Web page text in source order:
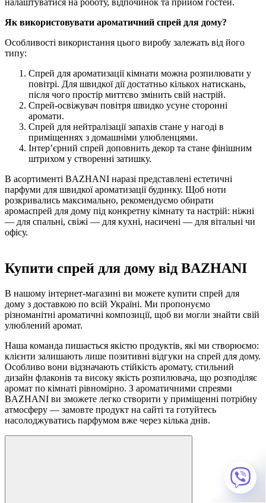
налаштуватися на роботу, відпочинок та прийом гостей.
Як використовувати ароматичний спрей для дому?
Особливості використання цього виробу залежать від його
типу:
Спрей для ароматизації кімнати можна розпилювати у
повітрі. Для швидкої дії достатньо кількох натискань,
після чого простір миттєво змінить свій настрій.
Спрей-освіжувач повітря швидко усуне сторонні
аромати.
Спрей для нейтралізації запахів стане у нагоді в
приміщеннях з домашніми улюбленцями.
Інтер’єрний спрей доповнить декор та стане фінішним
штрихом у створенні затишку.
В асортименті BAZHANI наразі представлені естетичні
парфуми для швидкої ароматизації будинку. Щоб ноти
розкривались максимально, рекомендуємо обирати
аромаспрей для дому під конкретну кімнату та настрій: ніжні
— для спальні, свіжі — для кухні, насичені — для вітальні чи
офісу.
Купити спрей для дому від BAZHANI
В нашому інтернет-магазині ви можете купити спрей для
дому з доставкою по всій Україні. Ми пропонуємо
різноманітні ароматичні композиції, щоб ви могли знайти свій
улюблений аромат.
Наша команда пишається якістю продуктів, які ми створюємо:
клієнти залишають лише позитивні відгуки на спрей для дому.
Особливо вони відзначають стійкість аромату, стильний
дизайн флаконів та високу якість розпилювача, що розподіляє
аромат по кімнаті рівномірно. З ароматичними спреями
BAZHANI ви зможете легко створити у приміщенні потрібну
атмосферу — замовте продукт на сайті та готуйтесь
насолоджуватись парфумом вже через кілька днів.